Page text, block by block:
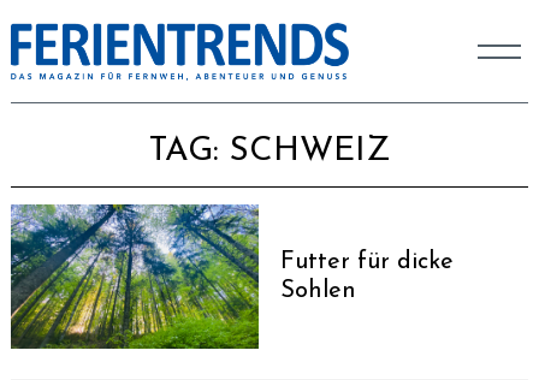
TAG: SCHWEIZ
Futter für dicke
Sohlen